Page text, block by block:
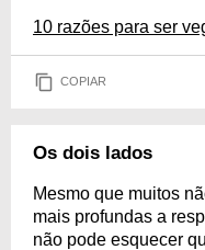
10 razões para ser
COPIAR
Os dois lados
Mesmo que muitos
mais profundas a
não pode esquecer